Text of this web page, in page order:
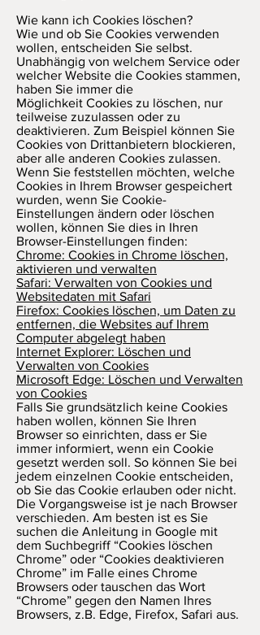
Wie kann ich Cookies löschen?
Wie und ob Sie Cookies verwenden
wollen, entscheiden Sie selbst.
Unabhängig von welchem Service oder
welcher Website die Cookies stammen,
haben Sie immer die
Möglichkeit Cookies zu löschen, nur
teilweise zuzulassen oder zu
deaktivieren. Zum Beispiel können Sie
Cookies von Drittanbietern blockieren,
aber alle anderen Cookies zulassen.
Wenn Sie feststellen möchten, welche
Cookies in Ihrem Browser gespeichert
wurden, wenn Sie Cookie-
Einstellungen ändern oder löschen
wollen, können Sie dies in Ihren
Browser-Einstellungen finden:
Chrome: Cookies in Chrome löschen,
aktivieren und verwalten
Safari: Verwalten von Cookies und
Websitedaten mit Safari
Firefox: Cookies löschen, um Daten zu
entfernen, die Websites auf Ihrem
Computer abgelegt haben
Internet Explorer: Löschen und
Verwalten von Cookies
Microsoft Edge: Löschen und Verwalten
von Cookies
Falls Sie grundsätzlich keine Cookies
haben wollen, können Sie Ihren
Browser so einrichten, dass er Sie
immer informiert, wenn ein Cookie
gesetzt werden soll. So können Sie bei
jedem einzelnen Cookie entscheiden,
ob Sie das Cookie erlauben oder nicht.
Die Vorgangsweise ist je nach Browser
verschieden. Am besten ist es Sie
suchen die Anleitung in Google mit
dem Suchbegriff “Cookies löschen
Chrome” oder “Cookies deaktivieren
Chrome” im Falle eines Chrome
Browsers oder tauschen das Wort
“Chrome” gegen den Namen Ihres
Browsers, z.B. Edge, Firefox, Safari aus.